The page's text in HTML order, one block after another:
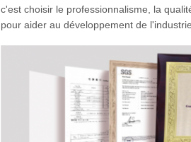
c'est choisir le professionnalisme, la
pour aider au développement de